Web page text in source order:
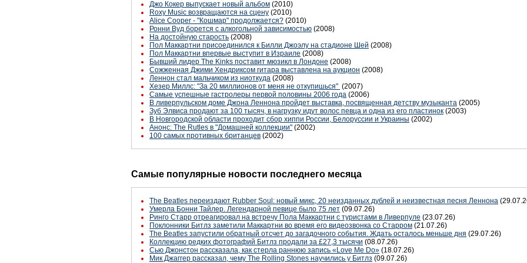
Джо Кокер выпускает новый альбом (2010)
Roxy Music возвращаются на сцену (2010)
Alice Cooper - "Кошмар" продолжается? (2010)
Ронни Вуд борется с алкогольной зависимостью (2008)
На достойную старость (2008)
Пол Маккартни присоединился к Билли Джоэлу на стадионе Шей (2008)
Пол Маккартни впервые выступит в Израиле (2008)
Бывший лидер The Kinks поставит мюзикл в Лондоне (2008)
Сожженная Джими Хендриксом гитара выставлена на аукцион (2008)
Леннон стал мальчиком из ниоткуда (2008)
Хезер Миллс: "За 20 миллионов от меня не откупишься" (2007)
Самые успешные гастролеры первой половины 2006 года (2006)
В ливерпульском доме Джона Леннона пройдет выставка, посвященная детству музыканта (2005)
Зуб Элвиса продают за 100 тысяч, в нагрузку идут волос певца и одна из его пластинок (2003)
В Новгородской области проходит сбор хиппи России, Белоруссии и Украины (2002)
Анонс: The Rutles в "Домашней коллекции" (2002)
100 самых противных британцев (2002)
Самые популярные новости последнего месяца
The Beatles переиздают Rubber Soul: новый микс, 20 неизданных дублей и неизвестная песня Леннона
Умерла Бонни Тайлер. Легендарной певице было 75 лет (09.07.26)
Ринго Старр отреагировал на встречу Пола Маккартни с туристами в Ливерпуле (23.07.26)
Поклонники Битлз заметили Маккартни во время его видеозвонка со Старром (21.07.26)
The Beatles запустили обратный отсчет до загадочного события. Ждать осталось меньше дня (29.07.26)
Коллекцию редких фотографий Битлз продали за £27,3 тысячи (08.07.26)
Сью Джонстон рассказала, как стерла раннюю запись «Love Me Do» (18.07.26)
Мик Джаггер рассказал, чему The Rolling Stones научились у Битлз (09.07.26)